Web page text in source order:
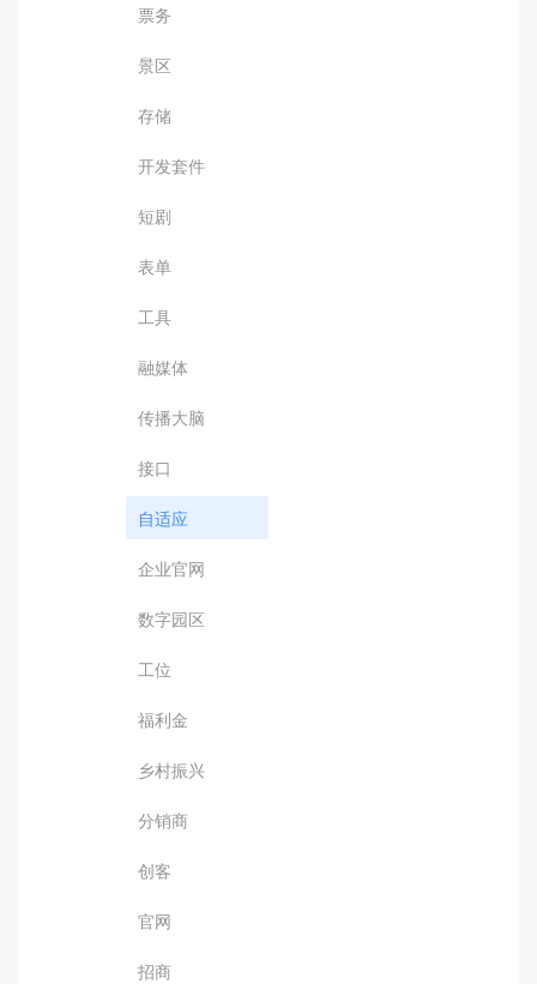
票务
景区
存储
开发套件
短剧
表单
工具
融媒体
传播大脑
接口
自适应
企业官网
数字园区
工位
福利金
乡村振兴
分销商
创客
官网
招商